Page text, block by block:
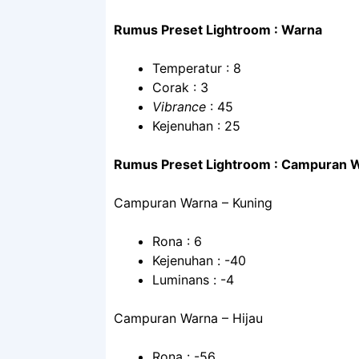
Rumus Preset Lightroom : Warna
Temperatur : 8
Corak : 3
Vibrance : 45
Kejenuhan : 25
Rumus Preset Lightroom : Campuran
Campuran Warna – Kuning
Rona : 6
Kejenuhan : -40
Luminans : -4
Campuran Warna – Hijau